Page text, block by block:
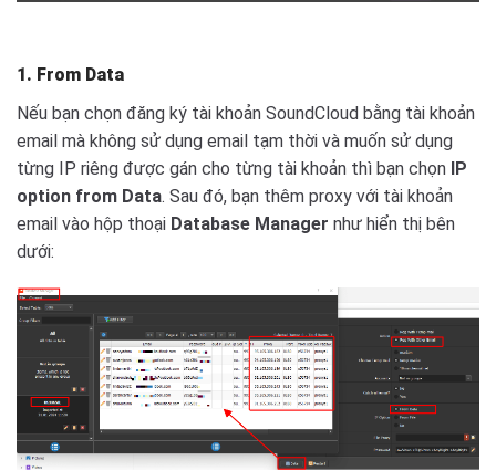
1. From Data
Nếu bạn chọn đăng ký tài khoản SoundCloud bằng tài khoản
email mà không sử dụng email tạm thời và muốn sử dụng
từng IP riêng được gán cho từng tài khoản thì bạn chọn IP
option from Data. Sau đó, bạn thêm proxy với tài khoản
email vào hộp thoại Database Manager như hiển thị bên
dưới: